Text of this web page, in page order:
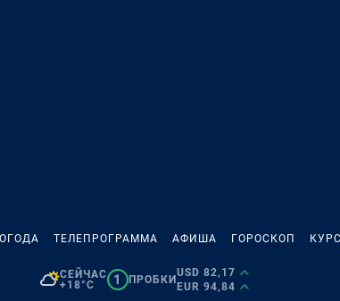
ТЕЛЕПРОГРАММА АФИША ГОРОСКОП
СЕЙЧАС
+18°C
1 ПРОБКИ
USD 82,17
EUR 94,84